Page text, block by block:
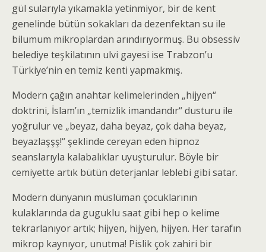
gül sularıyla yıkamakla yetinmiyor, bir de kent
genelinde bütün sokakları da dezenfektan su ile
bilumum mikroplardan arındırıyormuş. Bu obsessiv
belediye teşkilatının ulvi gayesi ise Trabzon’u
Türkiye’nin en temiz kenti yapmakmış.
Modern çağın anahtar kelimelerinden „hijyen“
doktrini, İslam’ın „temizlik imandandır“ dusturu ile
yoğrulur ve „beyaz, daha beyaz, çok daha beyaz,
beyazlaşşş!“ şeklinde cereyan eden hipnoz
seanslarıyla kalabalıklar uyuşturulur. Böyle bir
cemiyette artık bütün deterjanlar leblebi gibi satar.
Modern dünyanın müslüman çocuklarının
kulaklarında da guguklu saat gibi hep o kelime
tekrarlanıyor artık; hijyen, hijyen, hijyen. Her tarafın
mikrop kaynıyor, unutma! Pislik çok zahiri bir